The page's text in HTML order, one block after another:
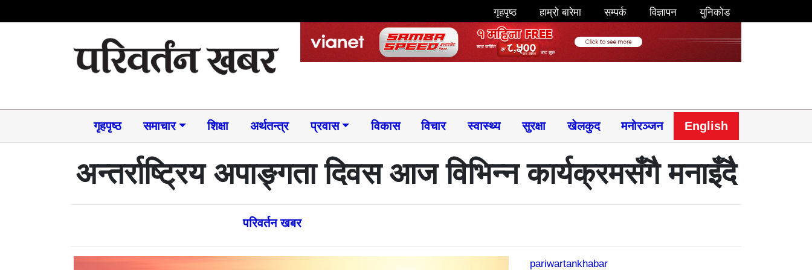
गृहपृष्ठ हाम्रो बारेमा सम्पर्क विज्ञापन युनिकोड
गृहपृष्ठ समाचार​ शिक्षा अर्थतन्त्र प्रवास विकास विचार स्वास्थ्य सुरक्षा खेलकुद मनोरञ्जन English
अन्तर्राष्ट्रिय अपाङ्गता दिवस आज विभिन्न कार्यक्रमसँगै मनाइँदै
परिवर्तन खबर
pariwartankhabar